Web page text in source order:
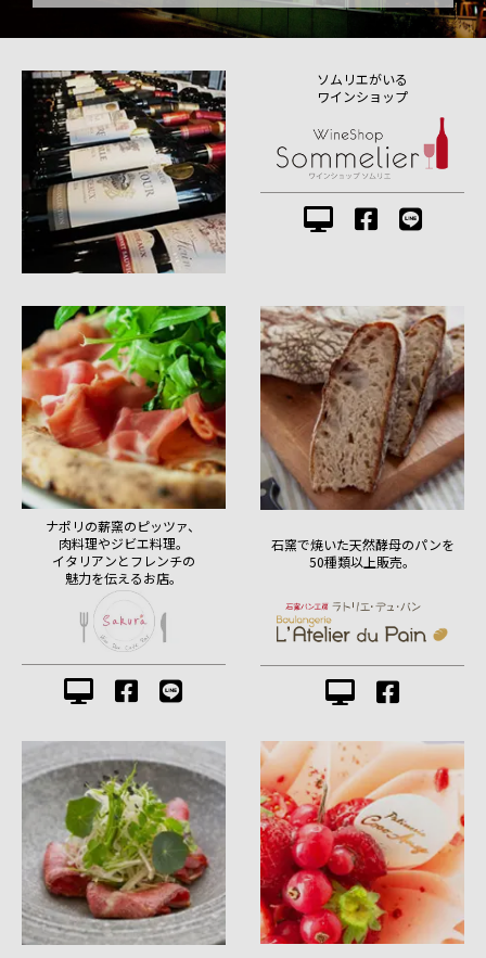
ソムリエがいる
ワインショップ
ナポリの薪窯のピッツァ、
肉料理やジビエ料理。
イタリアンとフレンチの
魅力を伝えるお店。
石窯で焼いた天然酵母のパンを
50種類以上販売。